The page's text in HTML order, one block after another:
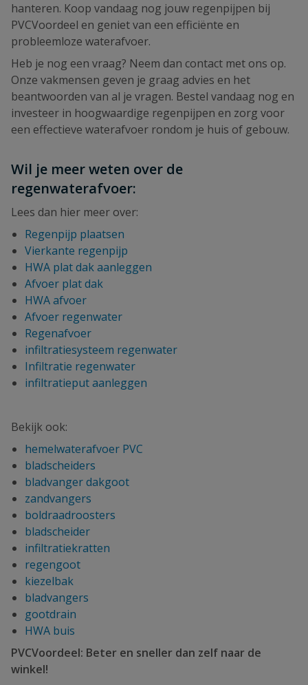
hanteren. Koop vandaag nog jouw regenpijpen bij
PVCVoordeel en geniet van een efficiënte en
probleemloze waterafvoer.
Heb je nog een vraag? Neem dan contact met ons op.
Onze vakmensen geven je graag advies en het
beantwoorden van al je vragen. Bestel vandaag nog en
investeer in hoogwaardige regenpijpen en zorg voor
een effectieve waterafvoer rondom je huis of gebouw.
Wil je meer weten over de
regenwaterafvoer:
Lees dan hier meer over:
Regenpijp plaatsen
Vierkante regenpijp
HWA plat dak aanleggen
Afvoer plat dak
HWA afvoer
Afvoer regenwater
Regenafvoer
infiltratiesysteem regenwater
Infiltratie regenwater
infiltratieput aanleggen
Bekijk ook:
hemelwaterafvoer PVC
bladscheiders
bladvanger dakgoot
zandvangers
boldraadroosters
bladscheider
infiltratiekratten
regengoot
kiezelbak
bladvangers
gootdrain
HWA buis
PVCVoordeel: Beter en sneller dan zelf naar de
winkel!